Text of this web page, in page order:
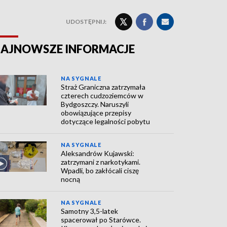
UDOSTĘPNIJ:
INFORMACJE
NA SYGNALE
Straż Graniczna zatrzymała
czterech cudzoziemców w
Bydgoszczy. Naruszyli
obowiązujące przepisy
dotyczące legalności pobytu
NA SYGNALE
Aleksandrów Kujawski:
zatrzymani z narkotykami.
Wpadli, bo zakłócali ciszę
nocną
NA SYGNALE
Samotny 3,5-latek
spacerował po Starówce.